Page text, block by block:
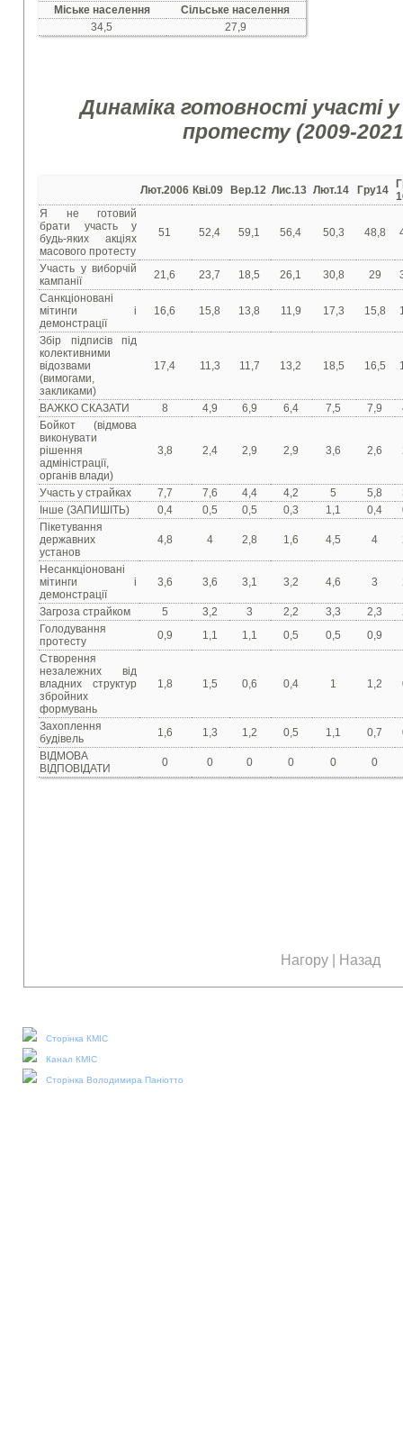
Міське населення
Сільське населення
34,5
27,9
Динаміка готовності участі у
протесту (2009-
Лют.2006 Кві.09 Вер.12 Лис.13 Лют.14 Гру14
Я не готовий
брати участь у
будь-яких акціях
масового протесту
51 52,4 59,1 56,4 50,3 48,8
Участь у виборчій
кампанії
21,6 23,7 18,5 26,1 30,8 29
Санкціоновані
мітинги і
демонстрації
16,6 15,8 13,8 11,9 17,3 15,8
Збір підписів під
колективними
відозвами
(вимогами,
закликами)
17,4 11,3 11,7 13,2 18,5 16,5
ВАЖКО СКАЗАТИ 8 4,9 6,9 6,4 7,5 7,9
Бойкот (відмова
виконувати
рішення
адміністрації,
органів влади)
3,8 2,4 2,9 2,9 3,6 2,6
Участь у страйках 7,7 7,6 4,4 4,2 5 5,8
Інше (ЗАПИШІТЬ)
0,4 0,5 0,5 0,3 1,1 0,4
Пікетування
державних
установ
4,8 4 2,8 1,6 4,5 4
Несанкціоновані
мітинги і
демонстрації
3,6 3,6 3,1 3,2 4,6 3
Загроза страйком 5 3,2 3 2,2 3,3 2,3
Голодування
протесту
0,9 1,1 1,1 0,5 0,5 0,9
Створення
незалежних від
владних структур
збройних
формувань
1,8 1,5 0,6 0,4 1 1,2
Захоплення
будівель
1,6 1,3 1,2 0,5 1,1 0,7
ВІДМОВА
ВІДПОВІДАТИ
0 0 0 0 0 0
Нагору | Назад
Сторінка КМІС
Канал КМІС
Сторінка Володимира Паніотто